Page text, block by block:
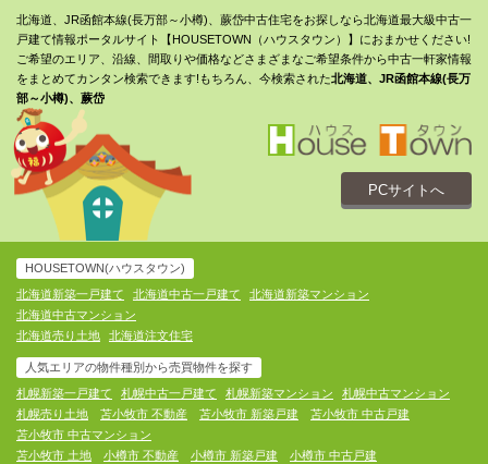
北海道、JR函館本線(長万部～小樽)、蕨岱中古住宅をお探しなら北海道最大級中古一
戸建て情報ポータルサイト【HOUSETOWN（ハウスタウン）】におまかせください!
ご希望のエリア、沿線、間取りや価格などさまざまなご希望条件から中古一軒家情報
をまとめてカンタン検索できます!もちろん、今検索された北海道、JR函館本線(長万
部～小樽)、蕨岱
PCサイトへ
HOUSETOWN(ハウスタウン)
北海道新築一戸建て
北海道中古一戸建て
北海道新築マンション
北海道中古マンション
北海道売り土地
北海道注文住宅
人気エリアの物件種別から売買物件を探す
札幌新築一戸建て
札幌中古一戸建て 札幌新築マンション
札幌中古マンション
札幌売り土地
苫小牧市 不動産 苫小牧市 新築戸建
苫小牧市 中古戸建
苫小牧市 中古マンション
苫小牧市 土地
小樽市 不動産 小樽市 新築戸建
小樽市 中古戸建